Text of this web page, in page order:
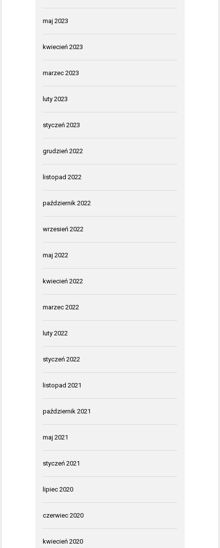
maj 2023
kwiecień 2023
marzec 2023
luty 2023
styczeń 2023
grudzień 2022
listopad 2022
październik 2022
wrzesień 2022
maj 2022
kwiecień 2022
marzec 2022
luty 2022
styczeń 2022
listopad 2021
październik 2021
maj 2021
styczeń 2021
lipiec 2020
czerwiec 2020
kwiecień 2020